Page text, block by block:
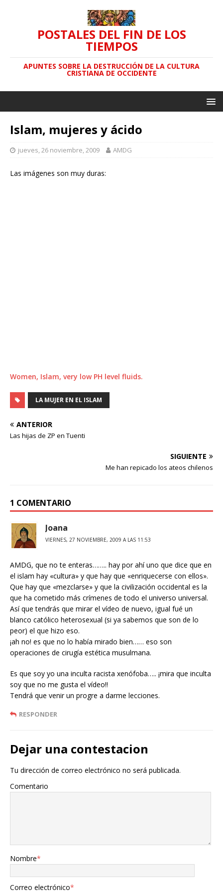
POSTALES DEL FIN DE LOS
TIEMPOS
APUNTES SOBRE LA DESTRUCCIÓN DE LA CULTURA
CRISTIANA DE OCCIDENTE
Islam, mujeres y ácido
jueves, 26 noviembre, 2009 AMDG
Las imágenes son muy duras:
Women, Islam, very low PH level fluids.
LA MUJER EN EL ISLAM
ANTERIOR
Las hijas de ZP en Tuenti
SIGUIENTE
Me han repicado los ateos chilenos
1 COMENTARIO
Joana
VIERNES, 27 NOVIEMBRE, 2009 A LAS 11:53
AMDG, que no te enteras…….. hay por ahí uno que dice que en
el islam hay «cultura» y que hay que «enriquecerse con ellos».
Que hay que «mezclarse» y que la civilización occidental es la
que ha cometido más crímenes de todo el universo universal.
Así que tendrás que mirar el vídeo de nuevo, igual fué un
blanco católico heterosexual (si ya sabemos que son de lo
peor) el que hizo eso.
¡ah no! es que no lo había mirado bien…… eso son
operaciones de cirugía estética musulmana.
Es que soy yo una inculta racista xenófoba….. ¡mira que inculta
soy que no me gusta el vídeo!!
Tendrá que venir un progre a darme lecciones.
RESPONDER
Dejar una contestacion
Tu dirección de correo electrónico no será publicada.
Comentario
Nombre*
Correo electrónico*